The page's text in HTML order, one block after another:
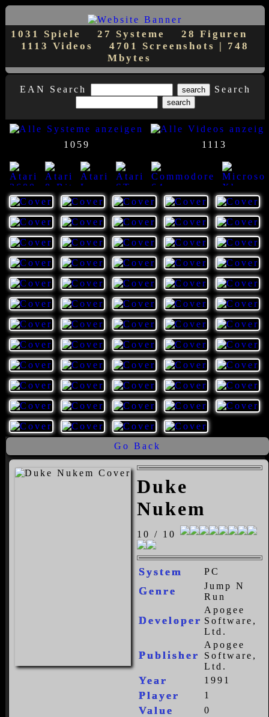
1031 Spiele 27 Systeme
28 Figuren
1113 Videos
4701 Screenshots | 748
Mbytes
EAN Search Search
1059 1113
23 8 7 1 1 14
Go Back
Duke
Nukem
10 / 10
System PC
Genre
Jump N
Run
Developer
Apogee
Software,
Ltd.
Publisher
Apogee
Software,
Ltd.
Year 1991
Player 1
Value 0